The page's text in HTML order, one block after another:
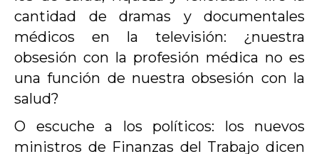
cantidad de dramas y documentales
médicos en la televisión: ¿nuestra
obsesión con la profesión médica no es
una función de nuestra obsesión con la
salud?
O escuche a los políticos: los nuevos
ministros de Finanzas del Trabajo dicen